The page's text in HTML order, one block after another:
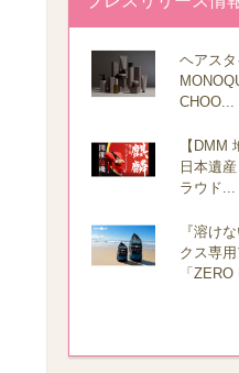
ヘアス
CHOO...
【DMM
日本遺
ラウド...
『溶け
クス専
「